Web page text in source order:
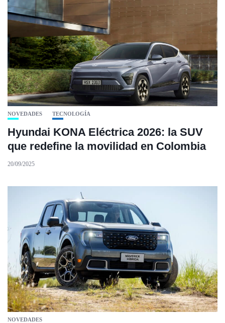
NOVEDADES TECNOLOGÍA
Hyundai KONA Eléctrica 2026: la SUV
que redefine la movilidad en Colombia
20/09/2025
NOVEDADES